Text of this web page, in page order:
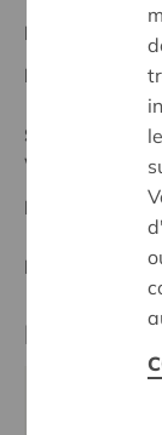
Projet régional
Date de début:
Statut:
West-Limburg
Date de
Décision:
Partenaire
OC SINT-